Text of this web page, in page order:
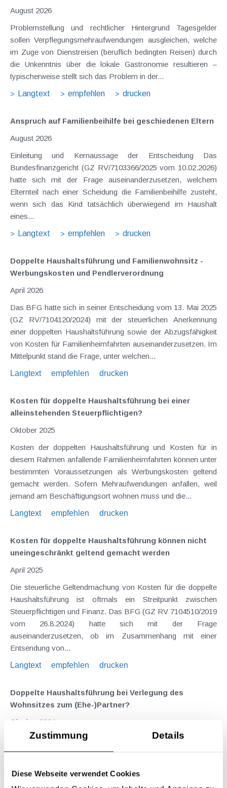
Zustimmung Details
Diese Webseite verwendet Cookies
August 2026
Problemstellung und rechtlicher Hintergrund Tagesgelder
sollen Verpflegungsmehraufwendungen ausgleichen, welche
im Zuge von Dienstreisen (beruflich bedingten Reisen) durch
die Unkenntnis über die lokale Gastronomie resultieren –
typischerweise stellt sich das Problem in der...
Langtext
empfehlen drucken
Anspruch auf Familienbeihilfe bei geschiedenen Eltern
August 2026
Einleitung und Kernaussage der Entscheidung Das
Bundesfinanzgericht (GZ RV/7103366/2025 vom 10.02.2026)
hatte sich mit der Frage auseinanderzusetzen, welchem
Elternteil nach einer Scheidung die Familienbeihilfe zusteht,
wenn sich das Kind tatsächlich überwiegend im Haushalt
eines...
Langtext
empfehlen drucken
Doppelte Haushaltsführung und Familienwohnsitz -
Werbungskosten und Pendlerverordnung
April 2026
Das BFG hatte sich in seiner Entscheidung vom 13. Mai 2025
(GZ RV/7104120/2024) mit der steuerlichen Anerkennung
einer doppelten Haushaltsführung sowie der Abzugsfähigkeit
von Kosten für Familienheimfahrten auseinanderzusetzen. Im
Mittelpunkt stand die Frage, unter welchen...
Langtext
empfehlen drucken
Kosten für doppelte Haushaltsführung bei einer
alleinstehenden Steuerpflichtigen?
Oktober 2025
Kosten der doppelten Haushaltsführung und Kosten für in
diesem Rahmen anfallende Familienheimfahrten können unter
bestimmten Voraussetzungen als Werbungskosten geltend
gemacht werden. Sofern Mehraufwendungen anfallen, weil
jemand am Beschäftigungsort wohnen muss und die...
Langtext
empfehlen drucken
Kosten für doppelte Haushaltsführung können nicht
uneingeschränkt geltend gemacht werden
April 2025
Die steuerliche Geltendmachung von Kosten für die doppelte
Haushaltsführung ist oftmals ein Streitpunkt zwischen
Steuerpflichtigen und Finanz. Das BFG (GZ RV 7104510/2019
vom 26.8.2024) hatte sich mit der Frage
auseinanderzusetzen, ob im Zusammenhang mit einer
Entsendung von...
Langtext
empfehlen drucken
Doppelte Haushaltsführung bei Verlegung des
Wohnsitzes zum (Ehe-)Partner?
Oktober 2024
Der VwGH (GZ Ra 2023/15/0087 vom 29.5.2024) hatte sich
mit der Konstellation auseinanderzusetzen, in welcher eine
dem gesamten Zeitraum beruflich als Beamtin tätig ist, nach